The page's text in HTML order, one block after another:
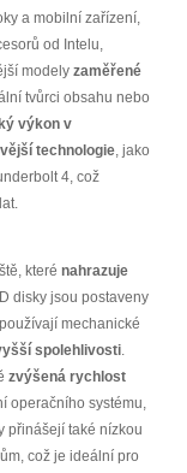
a mobilní zařízení,
od Intelu,
modely zaměřené
tvůrci obsahu nebo
výkon v
technologie, jako
4, což
které nahrazuje
disky jsou postaveny
mechanické
spolehlivosti.
zvýšená rychlost
operačního systému,
přinášejí také nízkou
což je ideální pro